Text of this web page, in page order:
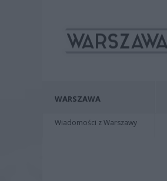
WARSZAWA
Wiadomości z Warszawy